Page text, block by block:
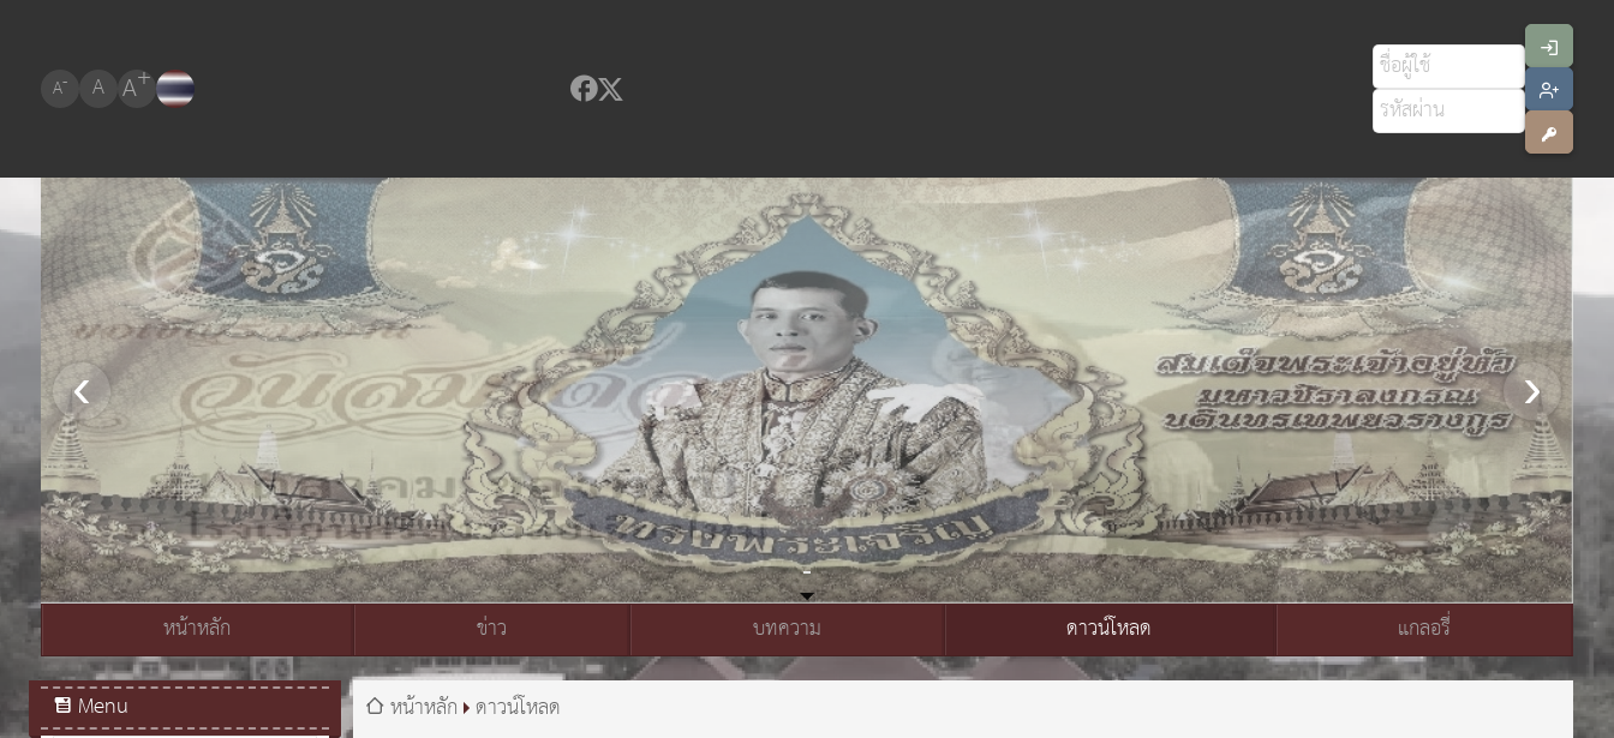
A- A A+
สมเด็จพระเจ้าอยู่หัวมหาวชิราลงกรณ บดินทรเทพยวรางกูร
หน้าหลัก ข่าว บทความ ดาวน์โหลด แกลอรี่
Menu
หน้าหลัก ดาวน์โหลด